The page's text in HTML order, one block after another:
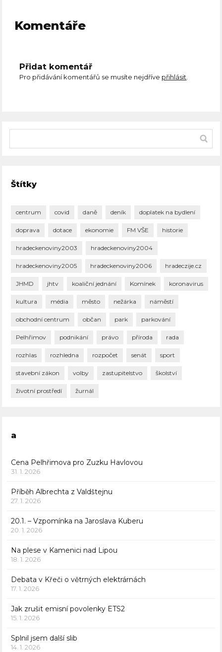
Komentáře
Přidat komentář
Pro přidávání komentářů se musíte nejdříve přihlásit
Štítky
centrum covid daně deník doplatek na bydlení
doprava dotace ekonomie FM VŠE historie
hradeckenoviny2003 hradeckenoviny2004
hradeckenoviny2005 hradeckenoviny2006 hradeczije.cz
JHMD jhtv koaliční jednání Komínek koronavirus
kultura média město nežárka náměstí
obchodní centrum občan park parkování
Pelhřimov podnikání právo příroda rada
rozhlas rozhledna rozpočet senát sport
stavební zákon volby zastupitelstvo školství
životní prostředí žurnál
a
Cena Pelhřimova pro Zuzku Havlovou
31. 1. 2026
Příběh Albrechta z Valdštejnu
27. 1. 2026
20.1. – Vzpomínka na Jaroslava Kuberu
20. 1. 2026
Na plese v Kamenici nad Lipou
18. 1. 2026
Debata v Křeči o větrných elektrárnách
17. 1. 2026
Jak zrušit emisní povolenky ETS2
15. 1. 2026
Splnil jsem další slib
14. 1. 2026